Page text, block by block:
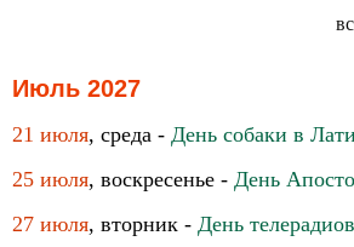
Июль 2027
21 июля, среда - День собаки в
25 июля, воскресенье - День
27 июля, вторник - День